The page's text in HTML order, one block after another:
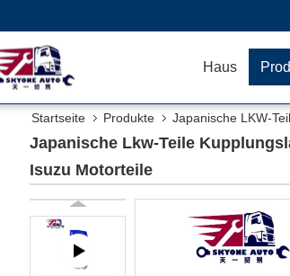
Haus
Startseite Produkte Japanische LKW-
Motorteile
Japanische Lkw-Teile
Isuzu Motorteile